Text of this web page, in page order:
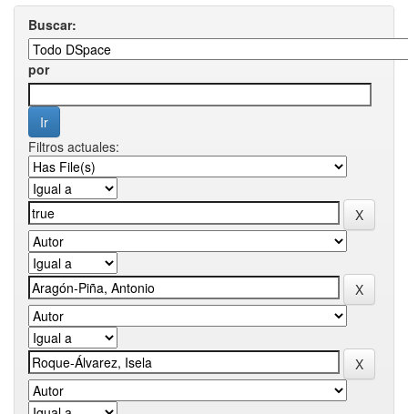
Buscar:
por
Filtros actuales: